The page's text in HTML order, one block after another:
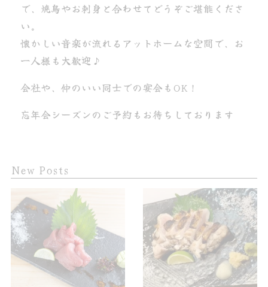
で、焼鳥やお刺身と合わせてどうぞご堪能くださ
い。
懐かしい音楽が流れるアットホームな空間で、お
一人様も大歓迎♪
会社や、仲のいい同士での宴会もOK！
忘年会シーズンのご予約もお待ちしております
New Posts